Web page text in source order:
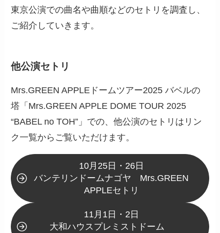
東京公演での曲名や曲順などのセトリを調査し、
ご紹介していきます。
他公演セトリ
Mrs.GREEN APPLEドームツアー2025 バベルの
塔「Mrs.GREEN APPLE DOME TOUR 2025
“BABEL no TOH”」での、他公演のセトリはリン
ク一覧からご覧いただけます。
10月25日・26日
バンテリンドームナゴヤ Mrs.GREEN
APPLEセトリ
11月1日・2日
大和ハウスプレミストドーム